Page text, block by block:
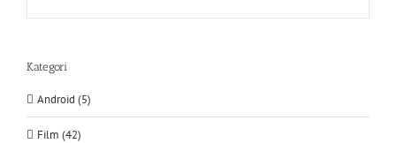
Kategori
Android (5)
Film (42)